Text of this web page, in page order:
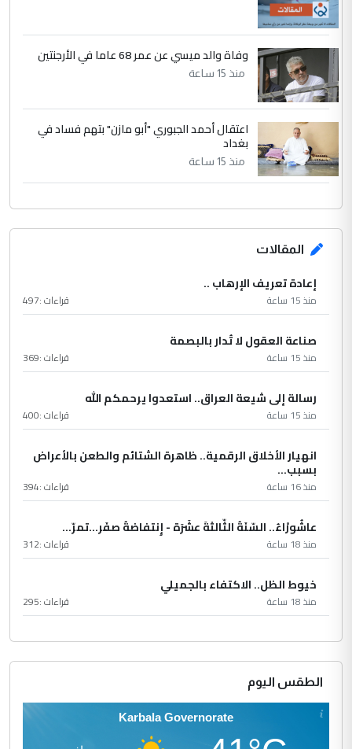
وفاة والد ميسي عن عمر 68 عاما في الأرجنتين
منذ 15 ساعة
اعتقال أحمد الجبوري "أبو مازن" بتهم فساد في
بغداد
منذ 15 ساعة
المقالات
إعادة تعريف الإرهاب ..
منذ 15 ساعة قراءات :497
صناعة العقول لا تُدار بالبصمة
منذ 15 ساعة قراءات :369
رسالة إلى شيعة العراق.. استعدوا يرحمكم الله
منذ 15 ساعة قراءات :400
انهيار الأخلاق الرقمية.. ظاهرة الشتائم والطعن بالأعراض
بسبب...
منذ 16 ساعة قراءات :394
عاشُورْاءُ.. السّنَةُ الثّالثةَ عشَرَة - إِنتفاضةُ صفَر…تمرّ...
منذ 18 ساعة قراءات :312
خيوط الظل.. الاكتفاء بالجميلي
منذ 18 ساعة قراءات :295
الطقس اليوم
Karbala Governorate